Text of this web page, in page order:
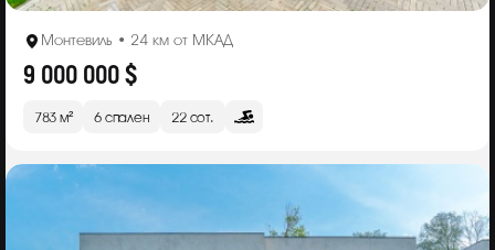
Монтевиль • 24 км от МКАД
9 000 000 $
783 м² 6 спален 22 сот.